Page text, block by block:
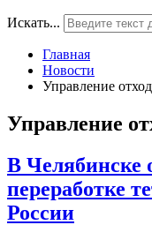
Искать...
Главная
Новости
Управление
Управление
В Челябинске
переработке
России